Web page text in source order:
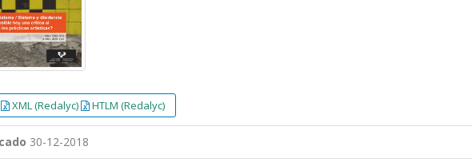
XML (Redalyc) HTLM (Redalyc)
30-12-2018